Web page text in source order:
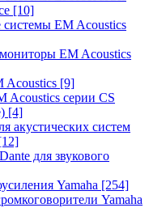
[10]
системы EM Acoustics
EM Acoustics
Acoustics [9]
Acoustics серии CS
[4]
акустических систем
для звукового
Yamaha [254]
Yamaha